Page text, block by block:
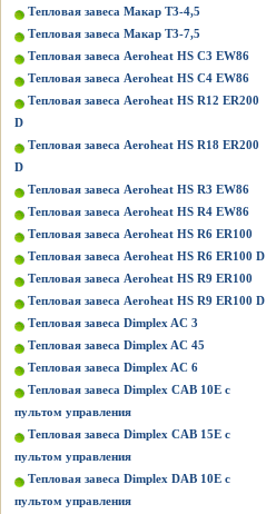
Тепловая завеса Макар Т3-4,5
Тепловая завеса Макар Т3-7,5
Тепловая завеса Aeroheat HS C3 EW86
Тепловая завеса Aeroheat HS C4 EW86
Тепловая завеса Aeroheat HS R12 ER200
D
Тепловая завеса Aeroheat HS R18 ER200
D
Тепловая завеса Aeroheat HS R3 EW86
Тепловая завеса Aeroheat HS R4 EW86
Тепловая завеса Aeroheat HS R6 ER100
Тепловая завеса Aeroheat HS R6 ER100 D
Тепловая завеса Aeroheat HS R9 ER100
Тепловая завеса Aeroheat HS R9 ER100 D
Тепловая завеса Dimplex AC 3
Тепловая завеса Dimplex AC 45
Тепловая завеса Dimplex AC 6
Тепловая завеса Dimplex CAB 10E с
пультом управления
Тепловая завеса Dimplex CAB 15E с
пультом управления
Тепловая завеса Dimplex DAB 10E с
пультом управления